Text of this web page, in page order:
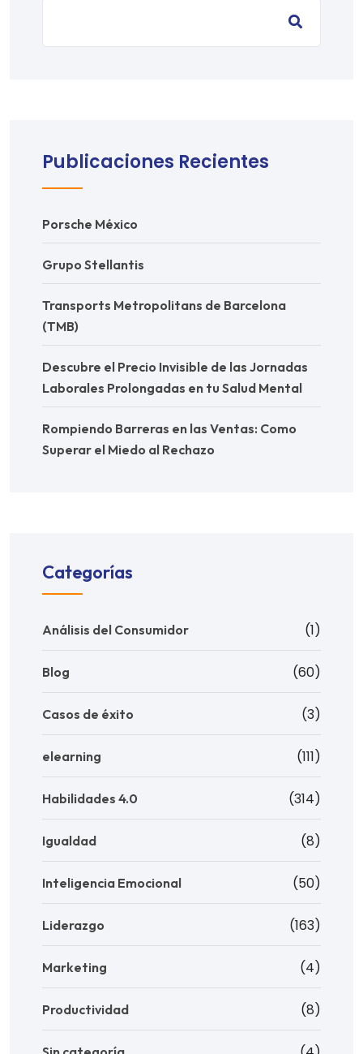
Publicaciones Recientes
Porsche México
Grupo Stellantis
Transports Metropolitans de Barcelona
(TMB)
Descubre el Precio Invisible de las Jornadas
Laborales Prolongadas en tu Salud Mental
Rompiendo Barreras en las Ventas: Como
Superar el Miedo al Rechazo
Categorías
Análisis del Consumidor (1)
Blog (60)
Casos de éxito (3)
elearning (111)
Habilidades 4.0 (314)
Igualdad (8)
Inteligencia Emocional (50)
Liderazgo (163)
Marketing (4)
Productividad (8)